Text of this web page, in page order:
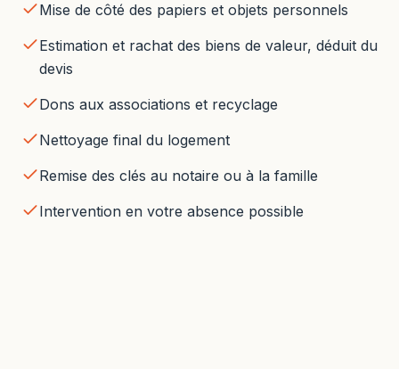
Mise de côté des papiers et objets personnels
Estimation et rachat des biens de valeur, déduit du
devis
Dons aux associations et recyclage
Nettoyage final du logement
Remise des clés au notaire ou à la famille
Intervention en votre absence possible